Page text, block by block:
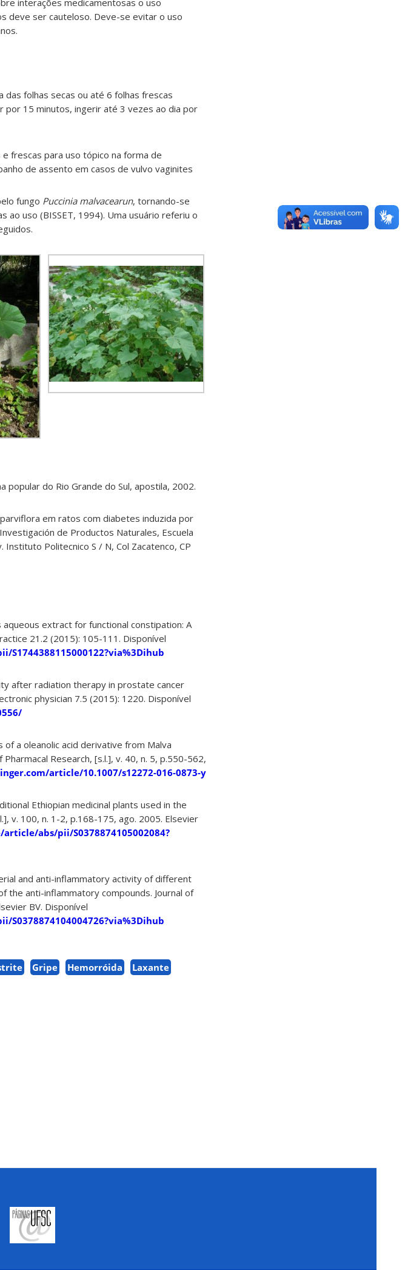
interações medicamentosas o uso
deve ser cauteloso. Deve-se evitar o uso
folhas secas ou até 6 folhas frescas
por 15 minutos, ingerir até 3 vezes ao dia por
frescas para uso tópico na forma de
de assento em casos de vulvo vaginites
fungo Puccinia malvacearun, tornando-se
ao uso (BISSET, 1994). Uma usuário referiu o
popular do Rio Grande do Sul, apostila, 2002.
em ratos com diabetes induzida por
de Productos Naturales, Escuela
Politecnico S / N, Col Zacatenco, CP
extract for functional constipation: A
21.2 (2015): 105-111. Disponível
after radiation therapy in prostate cancer
physician 7.5 (2015): 1220. Disponível
of a oleanolic acid derivative from Malva
Research, [s.l.], v. 40, n. 5, p.550-562,
article/10.1007/s12272-016-0873-y
Ethiopian medicinal plants used in the
v. 100, n. 1-2, p.168-175, ago. 2005. Elsevier
abs/pii/S0378874105002084?
and anti-inflammatory activity of different
the anti-inflammatory compounds. Journal of
BV. Disponível
Gripe Hemorróida Laxante